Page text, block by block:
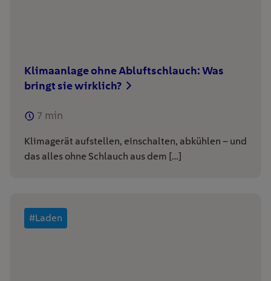
Klimaanlage ohne Abluftschlauch: Was
bringt sie wirklich?
7 min
Klimagerät aufstellen, einschalten, abkühlen – und
das alles ohne Schlauch aus dem […]
#Laden